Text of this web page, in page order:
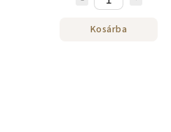
Kosárba